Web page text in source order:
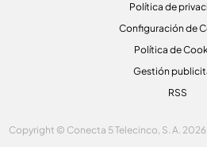
Política de
Configuración de
Política de
Gestión
RSS
Copyright © Conecta 5 Telecinco, S. A.